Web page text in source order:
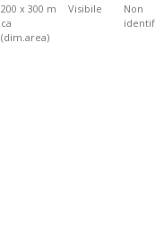
200 x 300 m
ca
(dim.area)
Visibile
Non